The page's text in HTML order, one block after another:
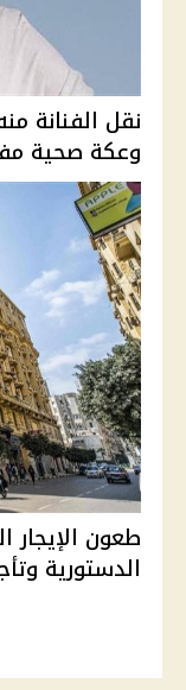
نقل الفنانة
وعكة صحية
طعون
الدستورية